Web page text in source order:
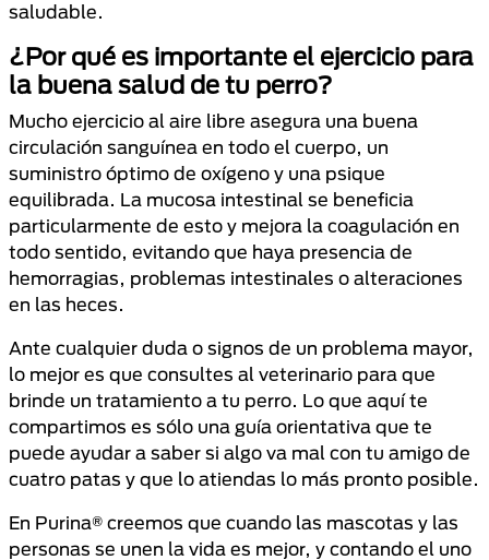
saludable.
¿Por qué es importante el ejercicio para
la buena salud de tu perro?
Mucho ejercicio al aire libre asegura una buena
circulación sanguínea en todo el cuerpo, un
suministro óptimo de oxígeno y una psique
equilibrada. La mucosa intestinal se beneficia
particularmente de esto y mejora la coagulación en
todo sentido, evitando que haya presencia de
hemorragias, problemas intestinales o alteraciones
en las heces.
Ante cualquier duda o signos de un problema mayor,
lo mejor es que consultes al veterinario para que
brinde un tratamiento a tu perro. Lo que aquí te
compartimos es sólo una guía orientativa que te
puede ayudar a saber si algo va mal con tu amigo de
cuatro patas y que lo atiendas lo más pronto posible.
En Purina® creemos que cuando las mascotas y las
personas se unen la vida es mejor, y contando el uno